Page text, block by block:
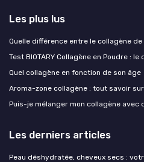
Les plus lus
Quelle différence entre le collagène de
Test BIOTARY Collagène en Poudre :
Quel collagène en fonction de son âge
Aroma-zone collagène : tout savoir
Puis-je mélanger mon collagène avec
Les derniers articles
Peau déshydratée, cheveux secs :